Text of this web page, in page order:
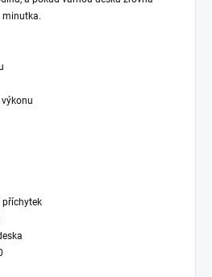
minutka.